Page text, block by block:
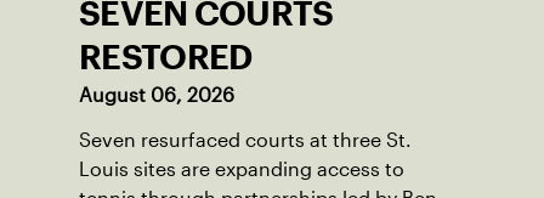
SEVEN COURTS
RESTORED
August 06, 2026
Seven resurfaced courts at three St.
Louis sites are expanding access to